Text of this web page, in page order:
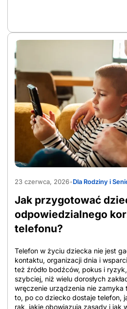
oferty najmocniej wpływają na
zwracać uwagę przy analizie
ocenić, która oferta faktycznie
tylko dobrze wygląda na starcie. Z
Co naprawdę oznacza niska cena
sieć komórkowa oznacza relację
opłatą, zakresem usług i
kwotę z reklamy. Liczy się pełny
najtańszy operator komórkowy to
danych i roamingiem UE, a dla
doładowaniem, bo telefon służy
połączeń. Z tego powodu tanie
porównuje się po cenie startowej,
utrzymania warunków. Przy
cena bazowa, czyli standardowa
rabatach, która zależy często od
AdobeStock_2065357317
23 czerwca, 2026•Dla Rodziny i
Jak przygotować
odpowiedzialnego
telefonu?
Telefon w życiu dziecka nie jest
kontaktu, organizacji dnia i
też źródło bodźców, pokus i
szybciej, niż wielu dorosłych
wręczenie urządzenia nie zamyka
to, po co dziecko dostaje telefon,
rąk, jakie obowiązują zasady i jak